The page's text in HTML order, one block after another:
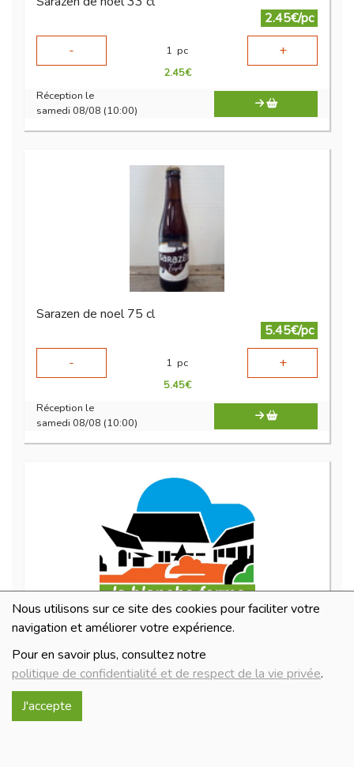
Nous utilisons sur ce site des cookies pour faciliter votre
navigation et améliorer votre expérience.
Pour en savoir plus, consultez notre
politique de confidentialité et de respect de la vie privée.
J'accepte
2.45€/pc
-
1 pc +
2.45€
Réception le
samedi 08/08 (10:00)
Sarazen de noel 75 cl
5.45€/pc
-
1 pc +
5.45€
Réception le
samedi 08/08 (10:00)
stout 33cl
-
1 pc +
Réception le